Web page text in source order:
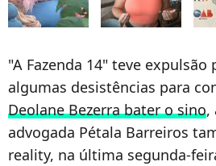
"A Fazenda 14" teve expulsão
algumas desistências para
Deolane Bezerra bater o sino,
advogada Pétala Barreiros
reality, na última segunda-